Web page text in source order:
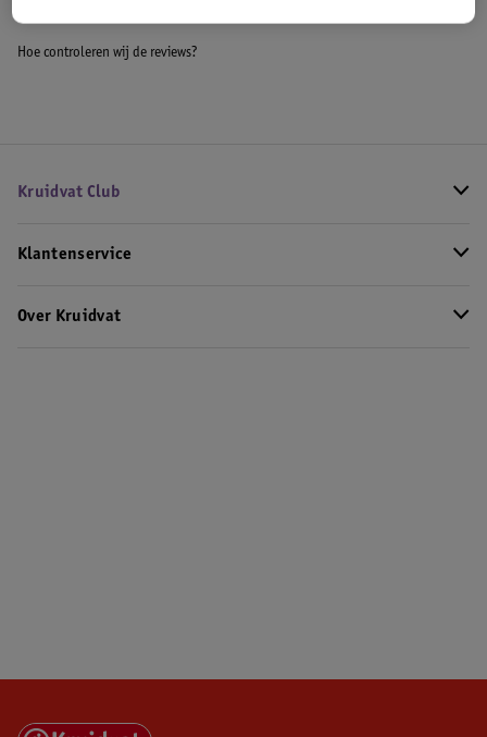
Hoe controleren wij de reviews?
Kruidvat Club
Klantenservice
Over Kruidvat